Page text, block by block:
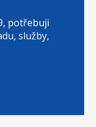
potřebuji
služby,